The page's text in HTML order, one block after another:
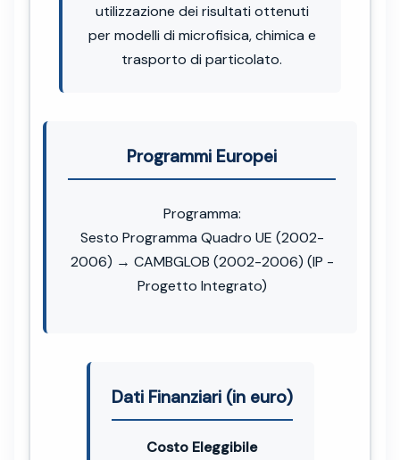
utilizzazione dei risultati ottenuti
per modelli di microfisica, chimica e
trasporto di particolato.
Programmi Europei
Programma:
Sesto Programma Quadro UE (2002-
2006) → CAMBGLOB (2002-2006) (IP -
Progetto Integrato)
Dati Finanziari (in euro)
Costo Eleggibile